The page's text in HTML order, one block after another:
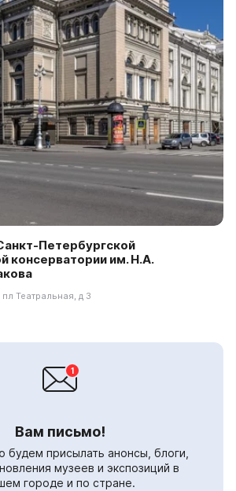
Петербургской
консерватории им. Н.А.
пл Театральная, д 3
Вам письмо!
будем присылать анонсы, блоги,
музеев и экспозиций в
городе и по стране.